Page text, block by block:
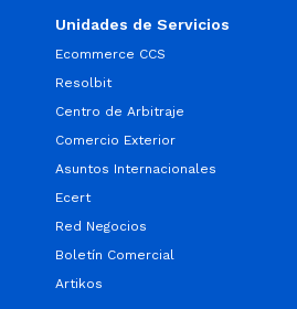
Unidades de Servicios
Ecommerce CCS
Resolbit
Centro de Arbitraje
Comercio Exterior
Asuntos Internacionales
Ecert
Red Negocios
Boletín Comercial
Artikos